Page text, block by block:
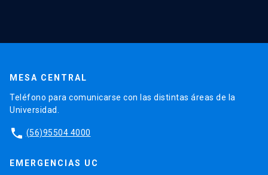
MESA CENTRAL
Teléfono para comunicarse con las distintas áreas de la
Universidad.
phone (56)95504 4000
EMERGENCIAS UC